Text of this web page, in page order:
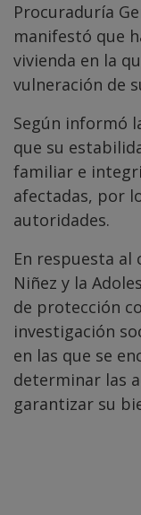
Procuraduría
manifestó que
vivienda en la
vulneración de
Según informó
que su
familiar e
afectadas, por
autoridades.
En respuesta al
Niñez y la
de protección
investigación
en las que se
determinar las
garantizar su